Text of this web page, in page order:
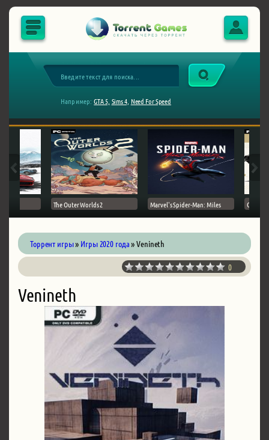
Например: GTA 5, Sims 4, Need For Speed
The Outer Worlds 2 Marvel's Spider-Man: Miles Ghost
Торрент игры» Игры 2020 года» Venineth
0
Venineth